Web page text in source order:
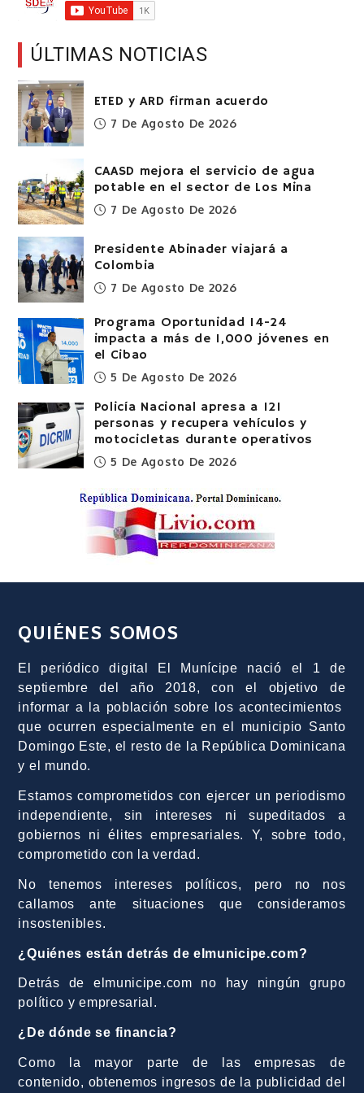
ÚLTIMAS NOTICIAS
ETED y ARD firman acuerdo
7 De Agosto De 2026
CAASD mejora el servicio de agua
potable en el sector de Los Mina
7 De Agosto De 2026
Presidente Abinader viajará a
Colombia
7 De Agosto De 2026
Programa Oportunidad 14-24
impacta a más de 1,000 jóvenes en
el Cibao
5 De Agosto De 2026
Policía Nacional apresa a 121
personas y recupera vehículos y
motocicletas durante operativos
5 De Agosto De 2026
QUIÉNES SOMOS
El periódico digital El Munícipe nació el 1 de
septiembre del año 2018, con el objetivo de
informar a la población sobre los acontecimientos
que ocurren especialmente en el municipio Santo
Domingo Este, el resto de la República Dominicana
y el mundo.
Estamos comprometidos con ejercer un periodismo
independiente, sin intereses ni supeditados a
gobiernos ni élites empresariales. Y, sobre todo,
comprometido con la verdad.
No tenemos intereses políticos, pero no nos
callamos ante situaciones que consideramos
insostenibles.
¿Quiénes están detrás de elmunicipe.com?
Detrás de elmunicipe.com no hay ningún grupo
político y empresarial.
¿De dónde se financia?
Como la mayor parte de las empresas de
contenido, obtenemos ingresos de la publicidad del